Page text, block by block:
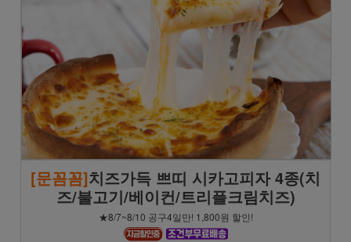
[문꼼꼼]치즈가득 쁘띠 시카고피자 4종(치
즈/불고기/베이컨/트리플크림치즈)
★8/7~8/10 공구4일만! 1,800원 할인!